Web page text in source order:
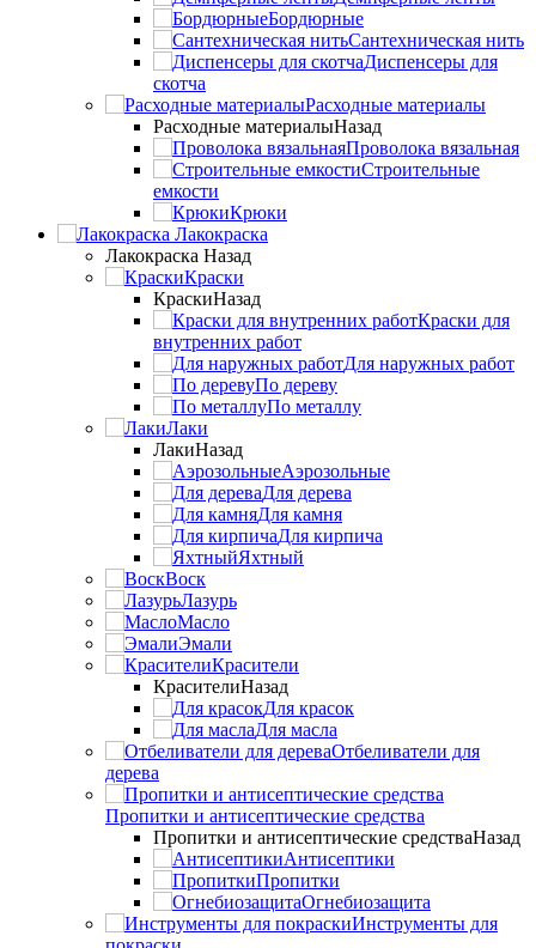
Бордюрные
Сантехническая нить
Диспенсеры для
скотча
Расходные материалы
Расходные материалыНазад
Проволока вязальная
Строительные
емкости
Крюки
Лакокраска
Лакокраска Назад
Краски
КраскиНазад
Краски для
внутренних работ
Для наружных работ
По дереву
По металлу
Лаки
ЛакиНазад
Аэрозольные
Для дерева
Для камня
Для кирпича
Яхтный
Воск
Лазурь
Масло
Эмали
Красители
КрасителиНазад
Для красок
Для масла
Отбеливатели для
дерева
Пропитки и антисептические средства
Пропитки и антисептические средстваНазад
Антисептики
Пропитки
Огнебиозащита
Инструменты для